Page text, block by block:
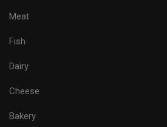
Meat
Fish
Dairy
Cheese
Bakery